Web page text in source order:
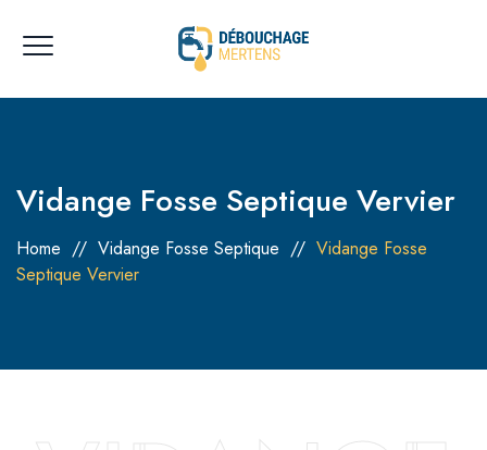
Vidange Fosse Septique Vervier
Home // Vidange Fosse Septique // Vidange Fosse
Septique Vervier